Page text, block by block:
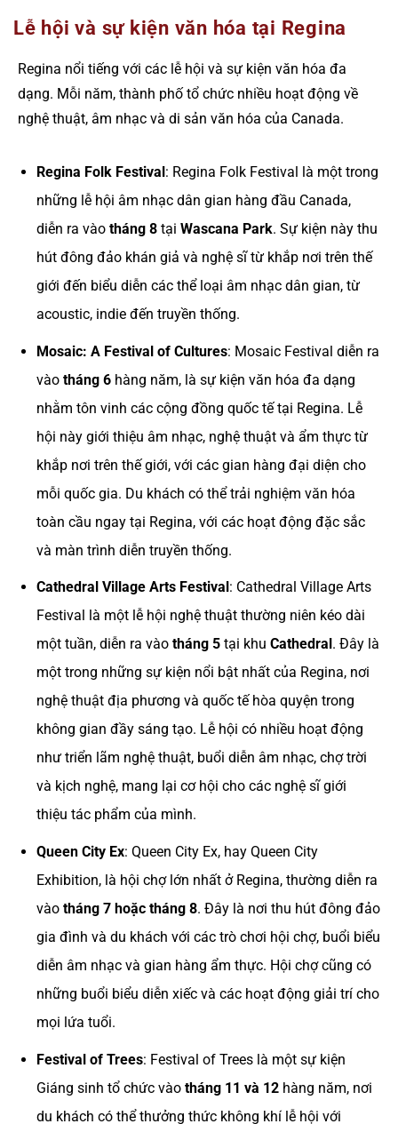
Lễ hội và sự kiện văn hóa tại Regina
Regina nổi tiếng với các lễ hội và sự kiện văn hóa đa
dạng. Mỗi năm, thành phố tổ chức nhiều hoạt động về
nghệ thuật, âm nhạc và di sản văn hóa của Canada.
Regina Folk Festival : Regina Folk Festival là một trong
những lễ hội âm nhạc dân gian hàng đầu Canada,
diễn ra vào tháng 8tại Wascana Park. Sự kiện này thu
hút đông đảo khán giả và nghệ sĩ từ khắp nơi trên thế
giới đến biểu diễn các thể loại âm nhạc dân gian, từ
acoustic, indie đến truyền thống.
Mosaic: A Festival of Cultures: Mosaic Festival diễn ra
vào tháng 6hàng năm, là sự kiện văn hóa đa dạng
nhằm tôn vinh các cộng đồng quốc tế tại Regina. Lễ
hội này giới thiệu âm nhạc, nghệ thuật và ẩm thực từ
khắp nơi trên thế giới, với các gian hàng đại diện cho
mỗi quốc gia. Du khách có thể trải nghiệm văn hóa
toàn cầu ngay tại Regina, với các hoạt động đặc sắc
và màn trình diễn truyền thống.
Cathedral Village Arts Festival : Cathedral Village Arts
Festival là một lễ hội nghệ thuật thường niên kéo dài
một tuần, diễn ra vào tháng 5tại khu Cathedral . Đây là
một trong những sự kiện nổi bật nhất của Regina, nơi
nghệ thuật địa phương và quốc tế hòa quyện trong
không gian đầy sáng tạo. Lễ hội có nhiều hoạt động
như triển lãm nghệ thuật, buổi diễn âm nhạc, chợ trời
và kịch nghệ, mang lại cơ hội cho các nghệ sĩ giới
thiệu tác phẩm của mình.
Queen City Ex: Queen City Ex, hay Queen City
Exhibition, là hội chợ lớn nhất ở Regina, thường diễn ra
vào tháng 7 hoặc tháng 8. Đây là nơi thu hút đông đảo
gia đình và du khách với các trò chơi hội chợ, buổi biểu
diễn âm nhạc và gian hàng ẩm thực. Hội chợ cũng có
những buổi biểu diễn xiếc và các hoạt động giải trí cho
mọi lứa tuổi.
Festival of Trees: Festival of Trees là một sự kiện
Giáng sinh tổ chức vào tháng 11 và 12hàng năm, nơi
du khách có thể thưởng thức không khí lễ hội với